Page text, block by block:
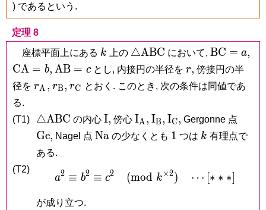
) であるという.
定理 8
座標平面上にある k
k 上の \triangle\mathrm{ABC}
△ABC において,
= a,
BC = a,
CA = b, \mathrm{AB}
= c
AB = cとし, 内接円の半径を r,
r, 傍接円の半
径を r_{\mathrm
rA , r_{\mathrm
rB, r_{\mathrm
rC とおく. このとき, 次の条件は同値であ
る.
(T1)
\triangle\mathrm{ABC}
△ABC の内心 \mathrm
I,
I, 傍心 \mathrm
I_{\mathrm
A},
IA, \mathrm
I_{\mathrm
B},
IB, \mathrm
I_{\mathrm
IC, Gergonne 点
Ge, Nagel 点 \mathrm{Na}
Na の少なくとも 1
1 つは k
k 有理点で
ある.
(T2)
a^2 \equiv b^2 \equiv
a2 ≡ b2 ≡ c2 (mod k×2) ⋯ [∗ ∗ ∗]
が成り立つ.